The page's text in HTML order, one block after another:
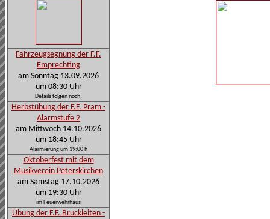
Fahrzeugsegnung der F.F.
Emprechting
am Sonntag 13.09.2026
um 08:30 Uhr
Details folgen noch!
Herbstübung der F.F. Pram -
Alarmstufe 2
am Mittwoch 14.10.2026
um 18:45 Uhr
Alarmierung um 19:00 h
Oktoberfest mit dem
Musikverein Peterskirchen
am Samstag 17.10.2026
um 19:30 Uhr
im Feuerwehrhaus
Übung der F.F. Bruckleiten -